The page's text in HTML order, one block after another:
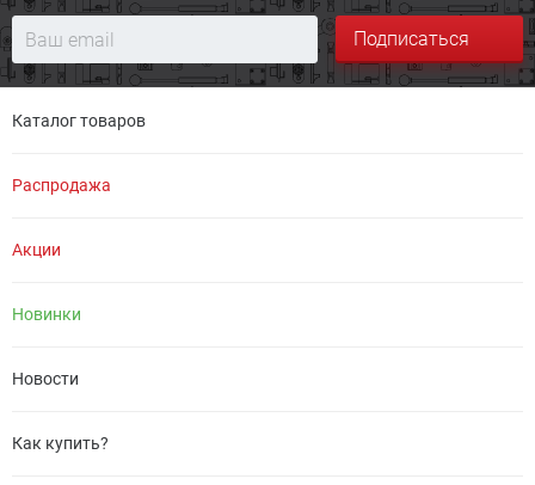
Подписаться
Каталог товаров
Распродажа
Акции
Новинки
Новости
Как купить?